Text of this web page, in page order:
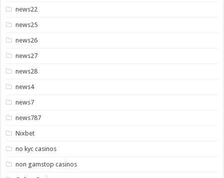
news22
news25
news26
news27
news28
news4
news7
news787
Nixbet
no kyc casinos
non gamstop casinos